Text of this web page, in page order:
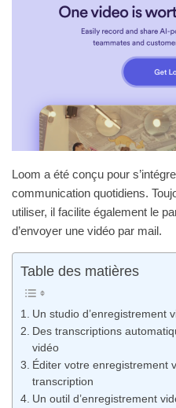
Loom a été conçu pour
communication quotidiens.
utiliser, il facilite également le
d’envoyer une vidéo par mail.
Table des matières
Un studio d’enregistrement
Des transcriptions
vidéo
Éditer votre enregistrement
transcription
Un outil d’enregistrement